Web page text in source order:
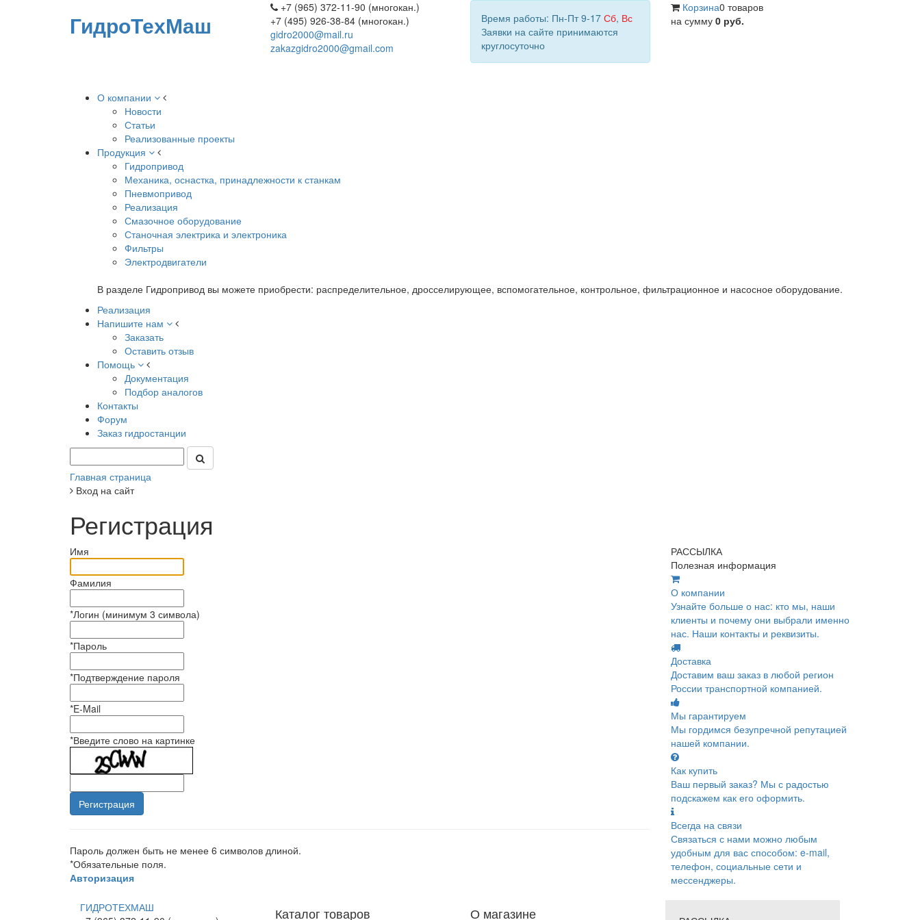
ГидроТехМаш
+7 (965) 372-11-90 (многокан.)
+7 (495) 926-38-84 (многокан.)
gidro2000@mail.ru
zakazgidro2000@gmail.com
Время работы: Пн-Пт 9-17 Сб, Вс
Заявки на сайте принимаются
круглосуточно
Корзина0 товаров
на сумму 0 руб.
О компании
Новости
Статьи
Реализованные проекты
Продукция
Гидропривод
Механика, оснастка, принадлежности к станкам
Пневмопривод
Реализация
Смазочное оборудование
Станочная электрика и электроника
Фильтры
Электродвигатели
В разделе Гидропривод вы можете приобрести: распределительное, дросселирующее, вспомогательное, контрольное, фильтрационное и насосное оборудование.
Реализация
Напишите нам
Заказать
Оставить отзыв
Помощь
Документация
Подбор аналогов
Контакты
Форум
Заказ гидростанции
Главная страница
Вход на сайт
Регистрация
Имя
Фамилия
*Логин (минимум 3 символа)
*Пароль
*Подтверждение пароля
*E-Mail
*Введите слово на картинке
Пароль должен быть не менее 6 символов длиной.
*Обязательные поля.
Авторизация
РАССЫЛКА
Полезная информация
О компании
Узнайте больше о нас: кто мы, наши
клиенты и почему они выбрали именно
нас. Наши контакты и реквизиты.
Доставка
Доставим ваш заказ в любой регион
России транспортной компанией.
Мы гарантируем
Мы гордимся безупречной репутацией
нашей компании.
Как купить
Ваш первый заказ? Мы с радостью
подскажем как его оформить.
Всегда на связи
Связаться с нами можно любым
удобным для вас способом: e-mail,
телефон, социальные сети и
мессенджеры.
О магазине
Каталог товаров
ГИДРОТЕХМАШ